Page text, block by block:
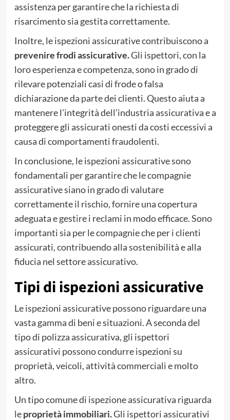
assistenza per garantire che la richiesta di
risarcimento sia gestita correttamente.
Inoltre, le ispezioni assicurative contribuiscono a
prevenire frodi assicurative.Gli ispettori, con la
loro esperienza e competenza, sono in grado di
rilevare potenziali casi di frode o falsa
dichiarazione da parte dei clienti. Questo aiuta a
mantenere l’integrità dell’industria assicurativa e a
proteggere gli assicurati onesti da costi eccessivi a
causa di comportamenti fraudolenti.
In conclusione, le ispezioni assicurative sono
fondamentali per garantire che le compagnie
assicurative siano in grado di valutare
correttamente il rischio, fornire una copertura
adeguata e gestire i reclami in modo efficace. Sono
importanti sia per le compagnie che per i clienti
assicurati, contribuendo alla sostenibilità e alla
fiducia nel settore assicurativo.
Tipi di ispezioni assicurative
Le ispezioni assicurative possono riguardare una
vasta gamma di beni e situazioni. A seconda del
tipo di polizza assicurativa, gli ispettori
assicurativi possono condurre ispezioni su
proprietà, veicoli, attività commerciali e molto
altro.
Un tipo comune di ispezione assicurativa riguarda
leproprietà immobiliari.Gli ispettori assicurativi